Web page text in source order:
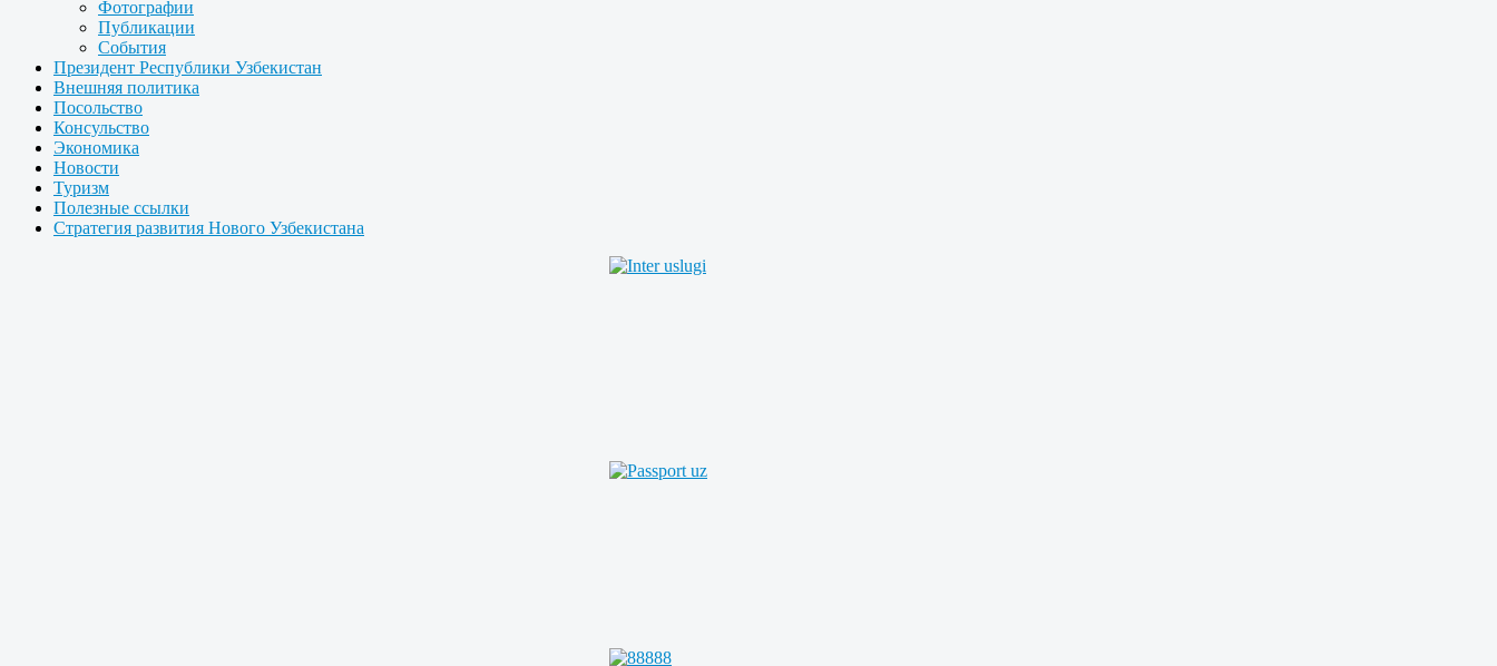
Фотографии
Публикации
События
Президент Республики Узбекистан
Внешняя политика
Посольство
Консульство
Экономика
Новости
Туризм
Полезные ссылки
Стратегия развития Нового Узбекистана